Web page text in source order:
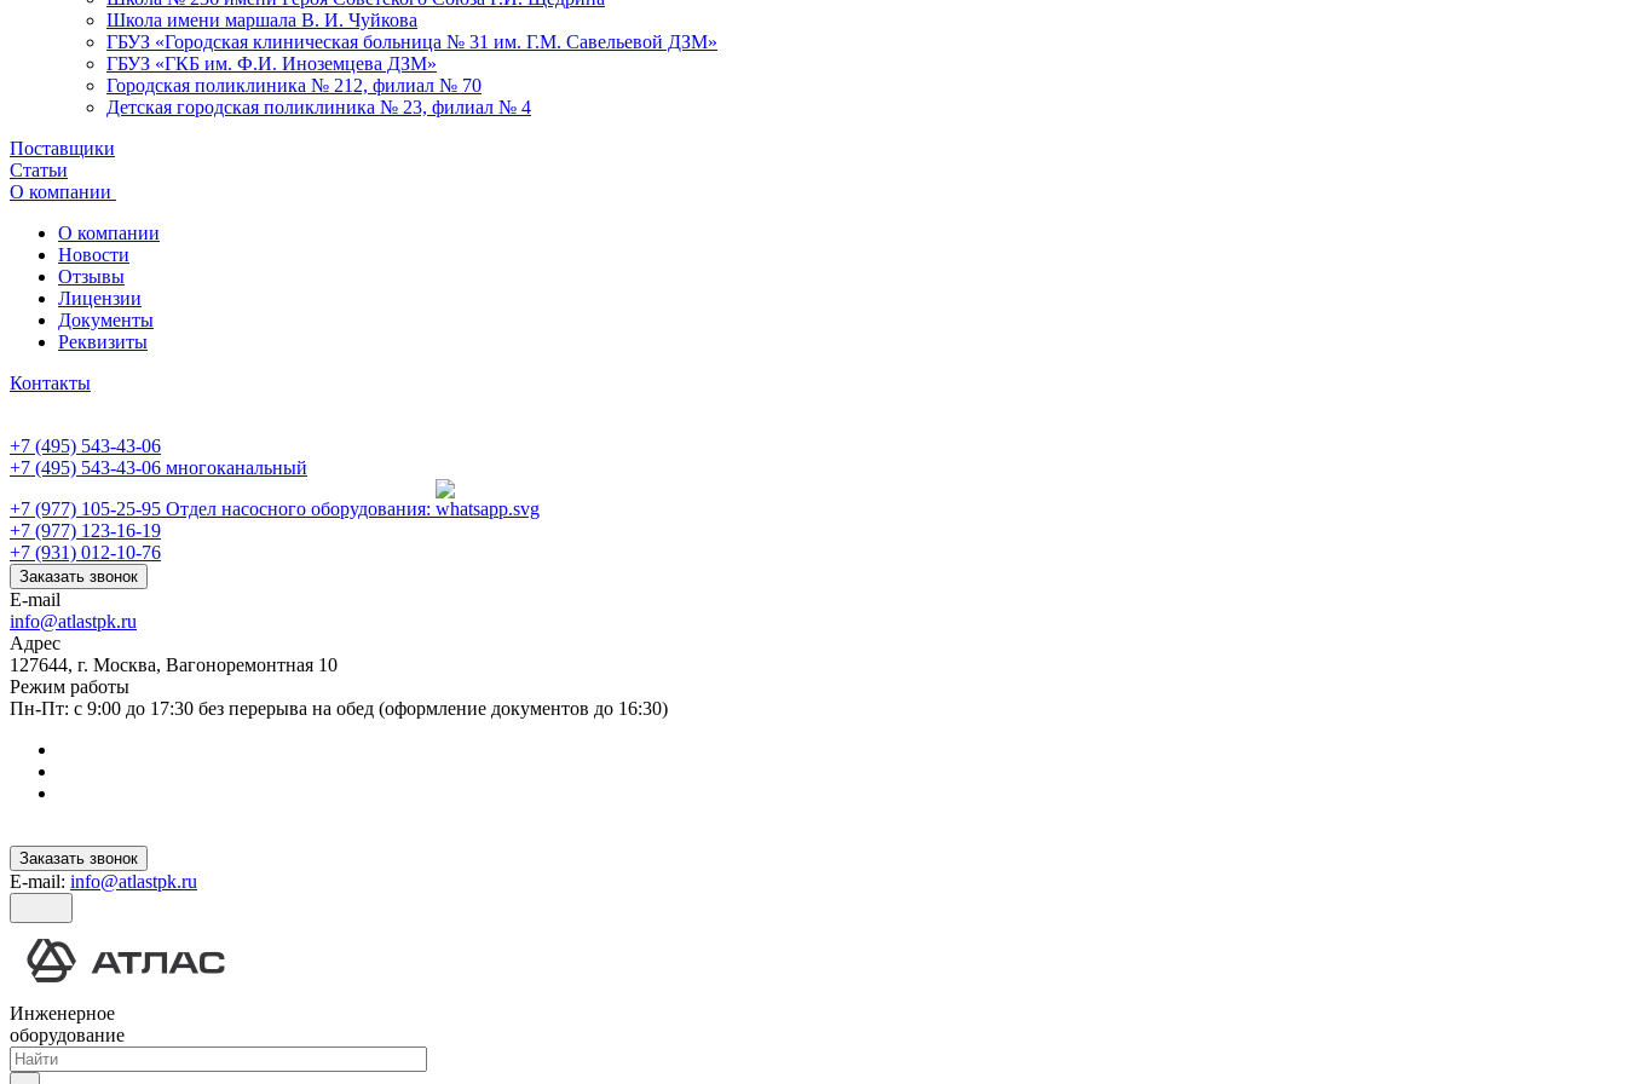
Школа имени маршала В. И. Чуйкова
ГБУЗ «Городская клиническая больница № 31 им. Г.М. Савельевой ДЗМ»
ГБУЗ «ГКБ им. Ф.И. Иноземцева ДЗМ»
Городская поликлиника № 212, филиал № 70
Детская городская поликлиника № 23, филиал № 4
Поставщики
Статьи
О компании
О компании
Новости
Отзывы
Лицензии
Документы
Реквизиты
Контакты
+7 (495) 543-43-06
+7 (495) 543-43-06 многоканальный
+7 (977) 105-25-95 Отдел насосного оборудования:
+7 (977) 123-16-19
+7 (931) 012-10-76
Заказать звонок
E-mail
info@atlastpk.ru
Адрес
127644, г. Москва, Вагоноремонтная 10
Режим работы
Пн-Пт: с 9:00 до 17:30 без перерыва на обед (оформление документов до 16:30)
Заказать звонок
E-mail: info@atlastpk.ru
Инженерное
оборудование